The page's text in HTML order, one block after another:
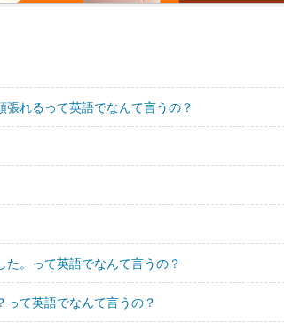
れるって英語でなんて言うの？
。って英語でなんて言うの？
て英語でなんて言うの？